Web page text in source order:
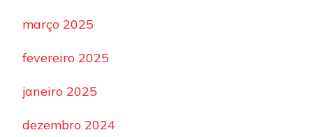
março 2025
fevereiro 2025
janeiro 2025
dezembro 2024